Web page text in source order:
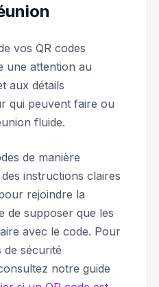
vos QR codes
une attention au
aux détails
qui peuvent faire ou
fluide.
de manière
instructions claires
rejoindre la
de supposer que les
avec le code. Pour
de sécurité
notre guide